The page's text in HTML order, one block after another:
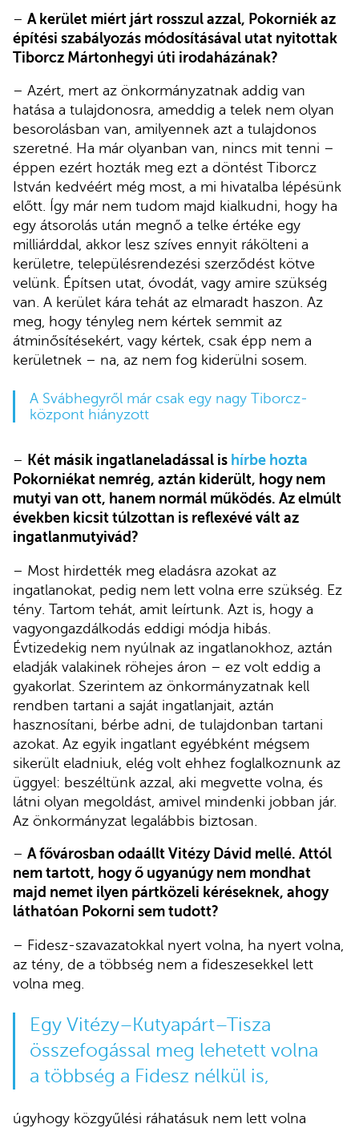
– A kerület miért járt rosszul azzal, Pokorniék az
építési szabályozás módosításával utat nyitottak
Tiborcz Mártonhegyi úti irodaházának?
– Azért, mert az önkormányzatnak addig van
hatása a tulajdonosra, ameddig a telek nem olyan
besorolásban van, amilyennek azt a tulajdonos
szeretné. Ha már olyanban van, nincs mit tenni –
éppen ezért hozták meg ezt a döntést Tiborcz
István kedvéért még most, a mi hivatalba lépésünk
előtt. Így már nem tudom majd kialkudni, hogy ha
egy átsorolás után megnő a telke értéke egy
milliárddal, akkor lesz szíves ennyit rákölteni a
kerületre, településrendezési szerződést kötve
velünk. Építsen utat, óvodát, vagy amire szükség
van. A kerület kára tehát az elmaradt haszon. Az
meg, hogy tényleg nem kértek semmit az
átminősítésekért, vagy kértek, csak épp nem a
kerületnek – na, az nem fog kiderülni sosem.
A Svábhegyről már csak egy nagy Tiborcz-
központ hiányzott
– Két másik ingatlaneladással is hírbe hozta
Pokorniékat nemrég, aztán kiderült, hogy nem
mutyi van ott, hanem normál működés. Az elmúlt
években kicsit túlzottan is reflexévé vált az
ingatlanmutyivád?
– Most hirdették meg eladásra azokat az
ingatlanokat, pedig nem lett volna erre szükség. Ez
tény. Tartom tehát, amit leírtunk. Azt is, hogy a
vagyongazdálkodás eddigi módja hibás.
Évtizedekig nem nyúlnak az ingatlanokhoz, aztán
eladják valakinek röhejes áron – ez volt eddig a
gyakorlat. Szerintem az önkormányzatnak kell
rendben tartani a saját ingatlanjait, aztán
hasznosítani, bérbe adni, de tulajdonban tartani
azokat. Az egyik ingatlant egyébként mégsem
sikerült eladniuk, elég volt ehhez foglalkoznunk az
üggyel: beszéltünk azzal, aki megvette volna, és
látni olyan megoldást, amivel mindenki jobban jár.
Az önkormányzat legalábbis biztosan.
– A fővárosban odaállt Vitézy Dávid mellé. Attól
nem tartott, hogy ő ugyanúgy nem mondhat
majd nemet ilyen pártközeli kéréseknek, ahogy
láthatóan Pokorni sem tudott?
– Fidesz-szavazatokkal nyert volna, ha nyert volna,
az tény, de a többség nem a fideszesekkel lett
volna meg.
Egy Vitézy–Kutyapárt–Tisza
összefogással meg lehetett volna
a többség a Fidesz nélkül is,
úgyhogy közgyűlési ráhatásuk nem lett volna